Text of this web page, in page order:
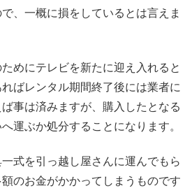
、一概に損をしているとは言えま
めにテレビを新たに迎え入れると
ばレンタル期間終了後には業者に
事は済みますが、購入したとなる
運ぶか処分することになります。
式を引っ越し屋さんに運んでもら
のお金がかかってしまうものです